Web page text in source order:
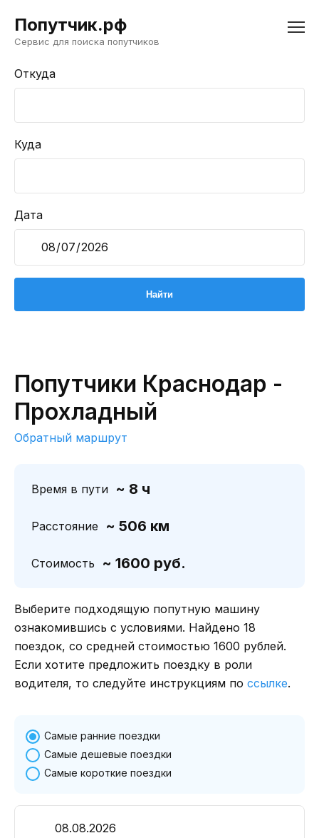
Попутчик.рф
Сервис для поиска попутчиков
Откуда
Куда
Дата
Попутчики Краснодар -
Прохладный
Обратный маршрут
Время в пути ~ 8 ч
Расстояние ~ 506 км
Стоимость ~ 1600 руб.
Выберите подходящую попутную машину
ознакомившись с условиями. Найдено 18
поездок, со средней стоимостью 1600 рублей.
Если хотите предложить поездку в роли
водителя, то следуйте инструкциям по ссылке.
Самые ранние поездки
Самые дешевые поездки
Самые короткие поездки
08.08.2026